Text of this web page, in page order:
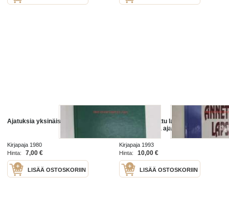
Ajatuksia yksinäisyydestä
Kirjapaja 1980
Hinta:
7,00 €
LISÄÄ OSTOSKORIIN
Lainaksi annettu lapsi. Sijaiskoti -
kokemuksia ja ajatuksia
Kirjapaja 1993
Hinta:
10,00 €
LISÄÄ OSTOSKORIIN